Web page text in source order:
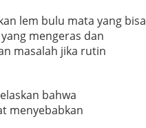
lem bulu mata yang bisa
mengeras dan
masalah jika rutin
bahwa
menyebabkan